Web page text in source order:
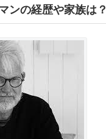
ンの経歴や家族は？